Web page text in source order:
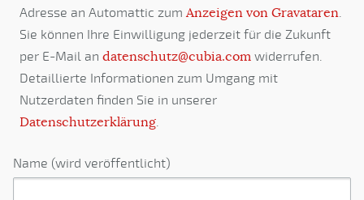
Adresse an Automattic zum Anzeigen von Gravataren.
Sie können Ihre Einwilligung jederzeit für die Zukunft
per E-Mail an datenschutz@cubia.com widerrufen.
Detaillierte Informationen zum Umgang mit
Nutzerdaten finden Sie in unserer
Datenschutzerklärung.
Name (wird veröffentlicht)